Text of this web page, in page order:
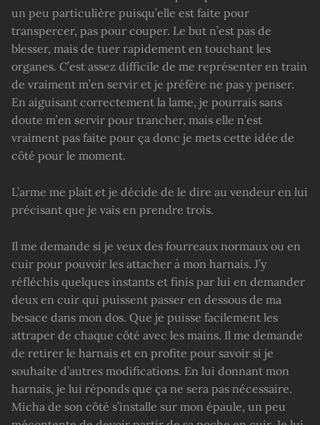
un peu particulière puisqu’elle est faite pour
transpercer, pas pour couper. Le but n’est pas de
blesser, mais de tuer rapidement en touchant les
organes. C’est assez difficile de me représenter en train
de vraiment m’en servir et je préfère ne pas y penser.
En aiguisant correctement la lame, je pourrais sans
doute m’en servir pour trancher, mais elle n’est
vraiment pas faite pour ça donc je mets cette idée de
côté pour le moment.
L’arme me plait et je décide de le dire au vendeur en lui
précisant que je vais en prendre trois.
Il me demande si je veux des fourreaux normaux ou en
cuir pour pouvoir les attacher à mon harnais. J’y
réfléchis quelques instants et finis par lui en demander
deux en cuir qui puissent passer en dessous de ma
besace dans mon dos. Que je puisse facilement les
attraper de chaque côté avec les mains. Il me demande
de retirer le harnais et en profite pour savoir si je
souhaite d’autres modifications. En lui donnant mon
harnais, je lui réponds que ça ne sera pas nécessaire.
Micha de son côté s’installe sur mon épaule, un peu